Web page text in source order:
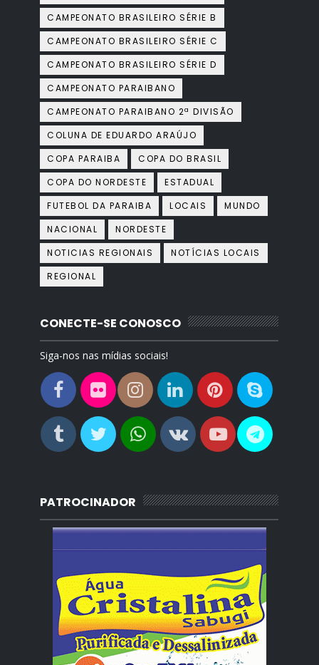
CAMPEONATO BRASILEIRO SÉRIE B
CAMPEONATO BRASILEIRO SÉRIE C
CAMPEONATO BRASILEIRO SÉRIE D
CAMPEONATO PARAIBANO
CAMPEONATO PARAIBANO 2ª DIVISÃO
COLUNA DE EDUARDO ARAÚJO
COPA PARAIBA
COPA DO BRASIL
COPA DO NORDESTE
ESTADUAL
FUTEBOL DA PARAIBA
LOCAIS
MUNDO
NACIONAL
NORDESTE
NOTICIAS REGIONAIS
NOTÍCIAS LOCAIS
REGIONAL
CONECTE-SE CONOSCO
Siga-nos nas mídias sociais!
PATROCINADOR